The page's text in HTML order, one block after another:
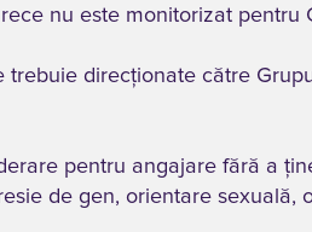
nu este monitorizat pentru
direcționate către
pentru angajare fără a
de gen, orientare sexuală,